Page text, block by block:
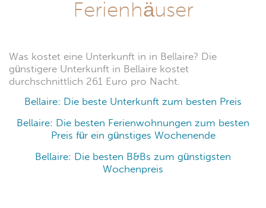
Ferienhäuser
Was kostet eine Unterkunft in in Bellaire? Die
günstigere Unterkunft in Bellaire kostet
durchschnittlich 261 Euro pro Nacht.
Bellaire: Die beste Unterkunft zum besten Preis
Bellaire: Die besten Ferienwohnungen zum besten
Preis für ein günstiges Wochenende
Bellaire: Die besten B&Bs zum günstigsten
Wochenpreis